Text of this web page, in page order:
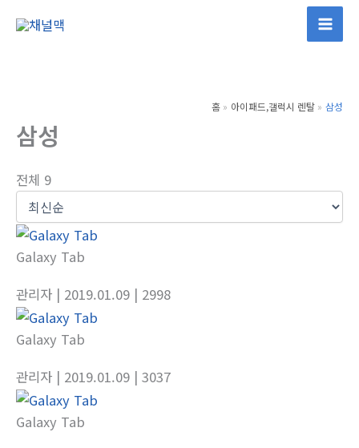
홈 아이패드,갤럭시 렌탈 삼성
삼성
전체 9
Galaxy Tab
관리자 | 2019.01.09 | 2998
Galaxy Tab
관리자 | 2019.01.09 | 3037
Galaxy Tab